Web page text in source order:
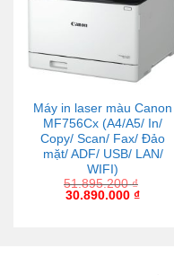
Máy in laser màu Canon
MF756Cx (A4/A5/ In/
Copy/ Scan/ Fax/ Đảo
mặt/ ADF/ USB/ LAN/
WIFI)
51.895.200₫
30.890.000 ₫